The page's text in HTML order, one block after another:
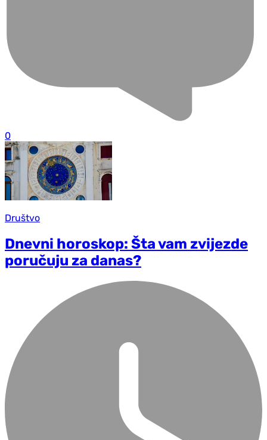
0
Društvo
Dnevni horoskop: Šta vam zvijezde
poručuju za danas?